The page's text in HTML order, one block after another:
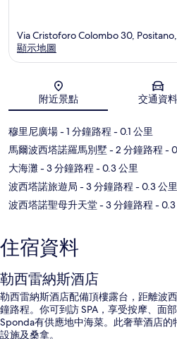
地圖
Via Cristoforo Colombo 30,
顯示地圖
附近景點 交通資料
穆里尼廣場- 1 分鐘路程 - 0.1 公里
馬爾波西塔諾羅馬別墅 - 2 分鐘路程 -
大海灘- 3 分鐘路程 - 0.3 公里
波西塔諾旅遊局 - 3 分鐘路程 - 0.3 公里
波西塔諾聖母升天堂- 3 分鐘路程 - 0.3
住宿資料
勒西雷納斯酒店
勒西雷納斯酒店配備頂樓露台，距離波
鐘路程。你可到訪 SPA，享受按摩、面
Sponda有供應地中海菜。此奢華酒店
設施及桑拿。